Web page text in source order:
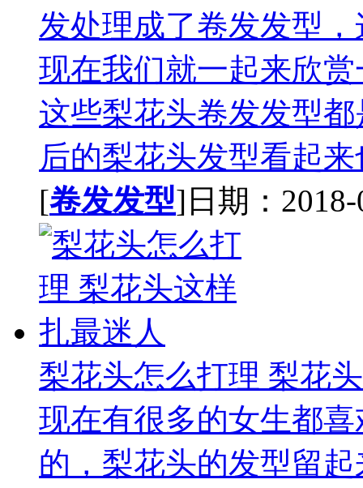
发处理成了卷发发型
现在我们就一起来欣
这些梨花头卷发发型
后的梨花头发型看起
[卷发发型]日期：2018-
梨花头怎么打理 梨花
现在有很多的女生都
的，梨花头的发型留